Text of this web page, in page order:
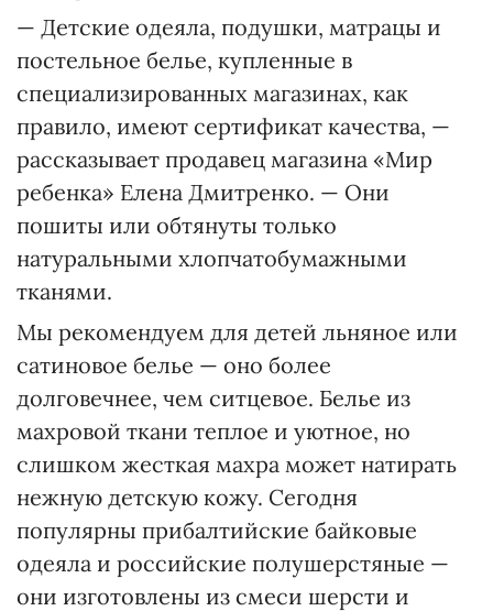
— Детские одеяла, подушки, матрацы и
постельное белье, купленные в
специализированных магазинах, как
правило, имеют сертификат качества, —
рассказывает продавец магазина «Мир
ребенка» Елена Дмитренко. — Они
пошиты или обтянуты только
натуральными хлопчатобумажными
тканями.
Мы рекомендуем для детей льняное или
сатиновое белье — оно более
долговечнее, чем ситцевое. Белье из
махровой ткани теплое и уютное, но
слишком жесткая махра может натирать
нежную детскую кожу. Сегодня
популярны прибалтийские байковые
одеяла и российские полушерстяные —
они изготовлены из смеси шерсти и